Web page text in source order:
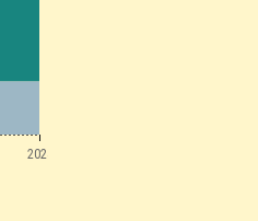
2024